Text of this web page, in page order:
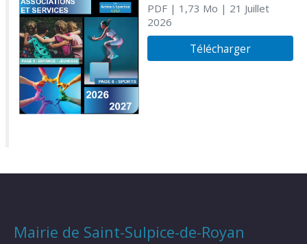
PDF| 1,73 Mo | 21 Juillet
2026
Télécharger
Mairie de Saint-Sulpice-de-Royan